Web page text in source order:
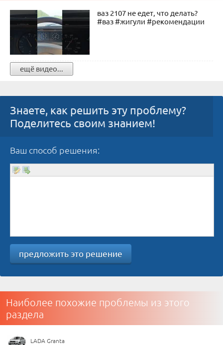
ваз 2107 не едет, что делать?
#ваз #жигули #рекомендации
ещё видео...
Знаете, как решить эту проблему?
Поделитесь своим знанием!
Ваш способ решения:
предложить это решение
Наиболее похожие проблемы из этого
раздела
LADA Granta